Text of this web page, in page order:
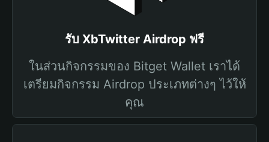
รับ XbTwitter Airdrop ฟรี
ในส่วนกิจกรรมของ Bitget Wallet เราได้
เตรียมกิจกรรม Airdrop ประเภทต่างๆ ไว้ให้
คุณ